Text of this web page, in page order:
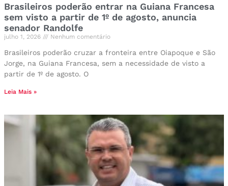
Brasileiros poderão entrar na Guiana Francesa
sem visto a partir de 1º de agosto, anuncia
senador Randolfe
julho 1, 2026 Nenhum comentário
Brasileiros poderão cruzar a fronteira entre Oiapoque e São
Jorge, na Guiana Francesa, sem a necessidade de visto a
partir de 1º de agosto. O
Leia Mais »